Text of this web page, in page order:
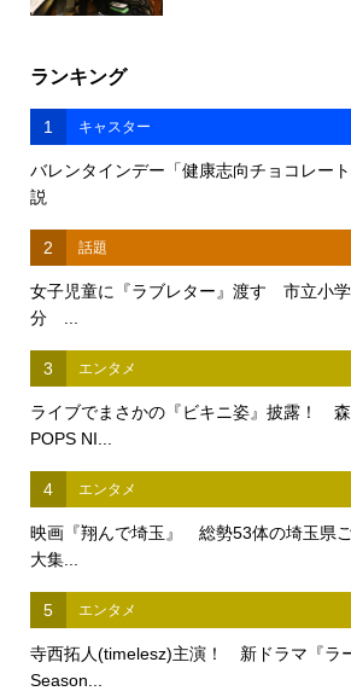
ランキング
1 キャスター
バレンタインデー「健康志向チョコレー
説
2 話題
女子児童に『ラブレター』渡す 市立小
分 ...
3 エンタメ
ライブでまさかの『ビキニ姿』披露！ 森
POPS NI...
4 エンタメ
映画『翔んで埼玉』 総勢53体の埼玉県
大集...
5 エンタメ
寺西拓人(timelesz)主演！ 新ドラマ『ラ
Season...